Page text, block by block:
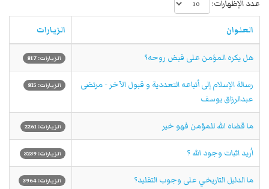
عدد الإظهارات:
العنوان الزيارات
هل يكره المؤمن على قبض روحه؟ الزيارات: 817
رسالة الإسلام إلى أتباعه التعددية و قبول الآخر - مرتضى
عبدالرزاق يوسف
الزيارات: 815
ما قضاه الله للمؤمن فهو خير الزيارات: 2261
اُريد اثبات وجود الله ؟ الزيارات: 3239
ما الدليل التاريخي على وجوب التقليد؟ الزيارات: 3964